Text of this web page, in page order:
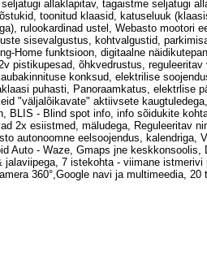
allaklapitav, tagaistme seljatugi
toonitud klaasid, katuseluuk
rulookardinad ustel, Webasto mootori
sisevalgustus, kohtvalgustid,
Home funktsioon, digitaalne
pistikupesad, õhkvedrustus,
konksud, elektrilise
puhasti, Panoraamkatus, elektrlise
"väljalõikavate" aktiivsete
BLIS - Blind spot info, info sõidukite
2x esiistmed, mäludega, Reguleeritav
autonoomne eelsoojendus,
Auto - Waze, Gmaps jne
7 istekohta - viimane
360°,Google navi ja multimeedia,